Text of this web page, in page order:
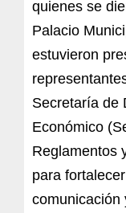
quienes se
Palacio
estuvieron
Secretaría de
Económico
Reglamentos
para
comunicación